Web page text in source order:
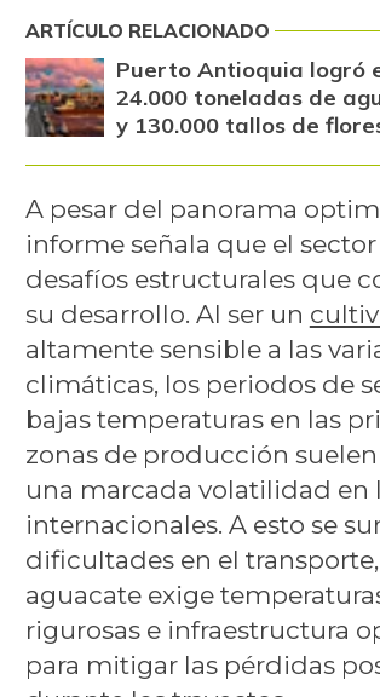
ARTÍCULO RELACIONADO
Puerto Antioquia logró
24.000 toneladas de
y 130.000 tallos de
A pesar del panorama
informe señala que el
desafíos estructurales que
su desarrollo. Al ser un
altamente sensible a las
climáticas, los periodos de
bajas temperaturas en las
zonas de producción
una marcada volatilidad en
internacionales. A esto se
dificultades en el
aguacate exige
rigurosas e infraestructura
para mitigar las pérdidas